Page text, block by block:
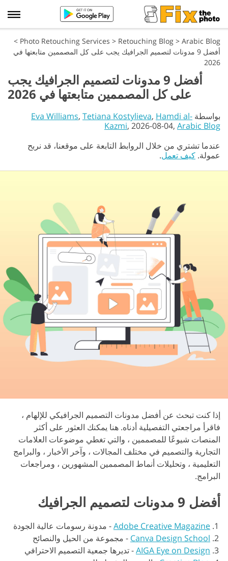
Photo Retouching Services > Retouching Blog > Arabic Blog
>
أفضل 9 مدونات لتصميم الجرافيك يجب على كل المصممين متابعتها في
2026
أفضل 9 مدونات لتصميم الجرافيك يجب
على كل المصممين متابعتها في 2026
بواسطة Eva Williams, Tetiana Kostylieva, Hamdi al-
Kazmi, 2026-08-04, Arabic Blog
عندما تشتري من خلال الروابط التابعة على موقعنا، قد نربح
عمولة. كيف تعمل.
إذا كنت تبحث عن أفضل مدونات التصميم الجرافيكي للإلهام ،
فاقرأ مراجعتي التفصيلية أدناه. هنا يمكنك العثور على أكثر
المنصات شيوعًا للمصممين ، والتي تغطي موضوعات العلامات
التجارية والتصميم في مختلف المجالات ، وآخر الأخبار ، والبرامج
التعليمية ، وتحليلات أنماط المصممين المشهورين ، ومراجعات
البرامج.
أفضل 9 مدونات لتصميم الجرافيك
Adobe Creative Magazine
- مدونة رسومات عالية الجودة
Canva Design School
- مجموعة من الحيل والنصائح
AIGA Eye on Design
-تديرها جمعية التصميم الاحترافي